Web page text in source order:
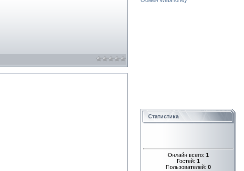
Статистика
Онлайн всего: 1
Гостей: 1
Пользователей: 0